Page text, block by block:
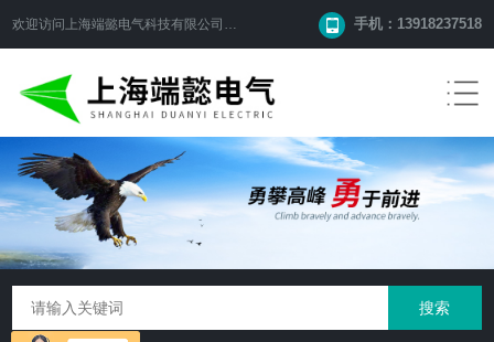
欢迎访问 上海端懿电气科技有限公司 网站！ 手机：13918237518